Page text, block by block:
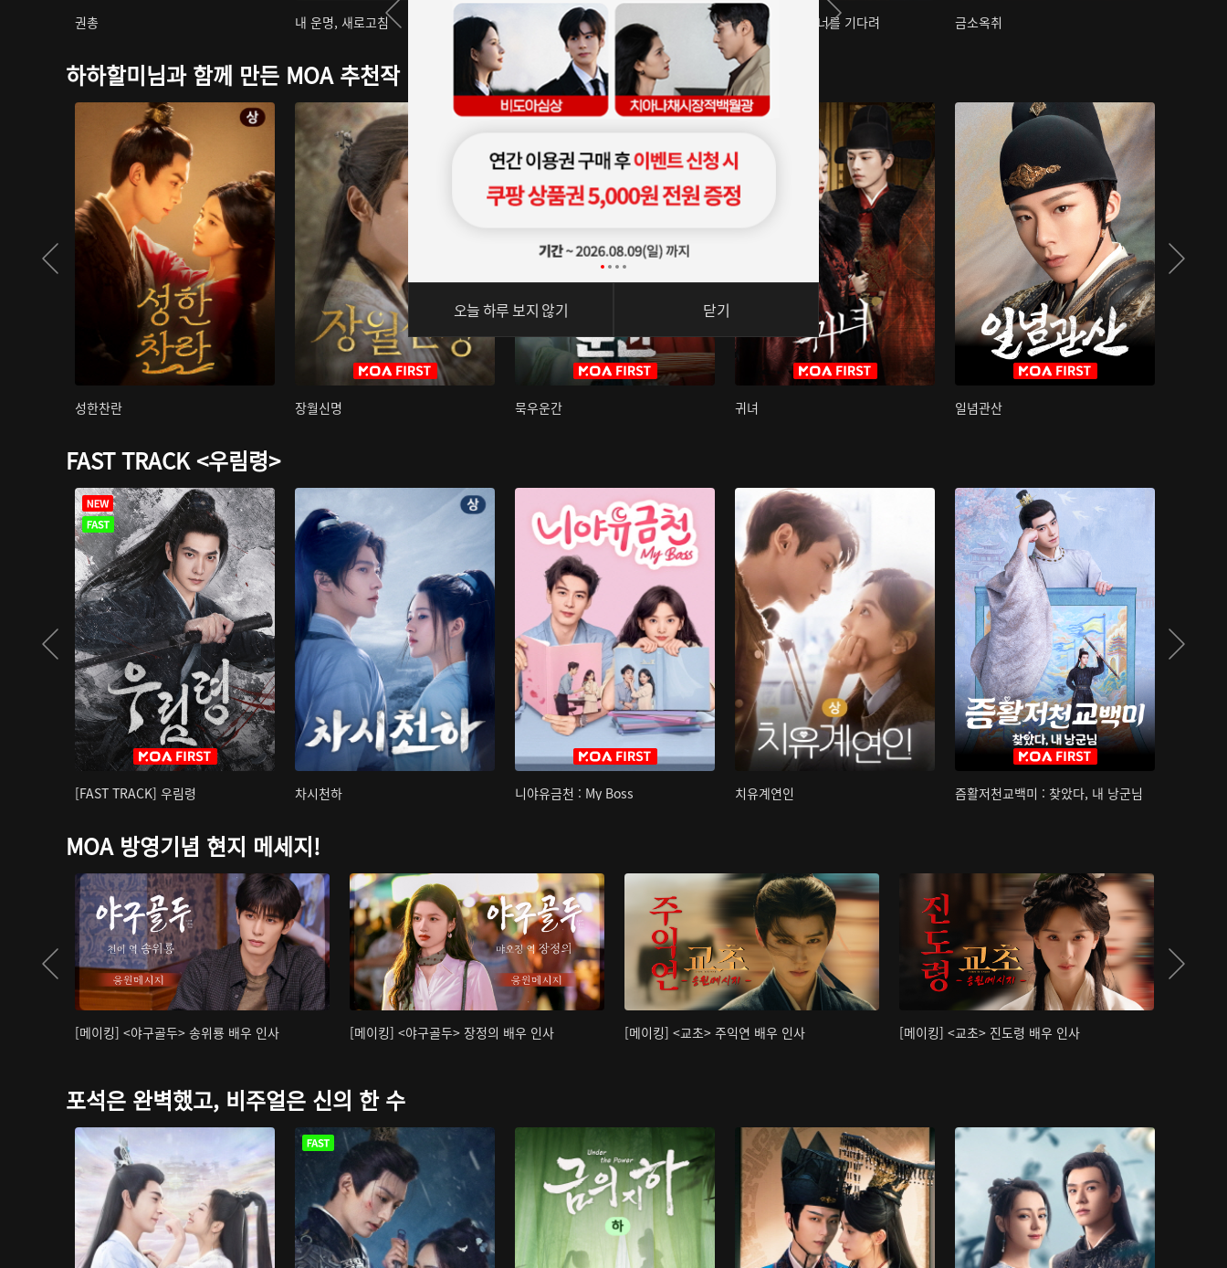
권총 내 운명, 새로고침 아재저리등니 : 너를 기다려 금소옥취
하하할미님과 함께 만든 MOA 추천작
성한찬란 장월신명 묵우운간 귀녀 일념관산
FAST TRACK <우림령>
[FAST TRACK] 우림령 차시천하 니야유금천 : My Boss 치유계연인 즘활저천교백미 : 찾았다, 내 낭군님
MOA 방영기념 현지 메세지!
[메이킹] <야구골두> 송위룡 배우 인사 [메이킹] <야구골두> 장정의 배우 인사 [메이킹] <교초> 주익연 배우 인사 [메이킹] <교초> 진도령 배우 인사
포석은 완벽했고, 비주얼은 신의 한 수
오늘 하루 보지 않기 닫기